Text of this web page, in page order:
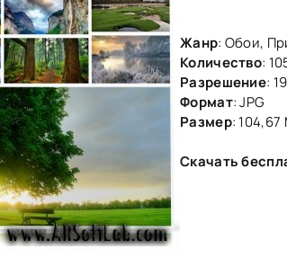
Жанр: Обои,
Количество:
Разрешение:
Формат: JPG
Размер:
Скачать